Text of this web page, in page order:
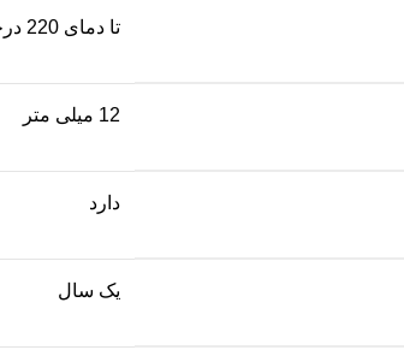
تا دمای 220 درجه فارنهایت
12 میلی متر
دارد
یک سال